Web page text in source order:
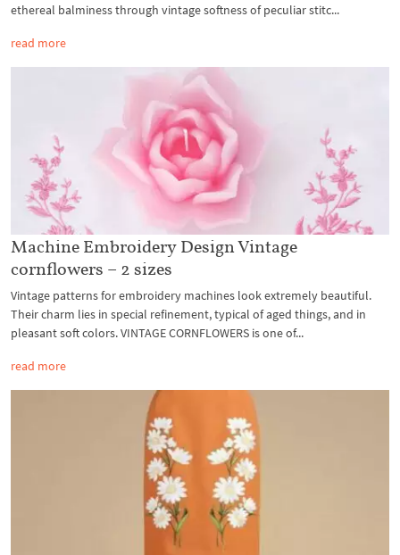
ethereal balminess through vintage softness of peculiar stitc...
read more
Machine Embroidery Design Vintage
cornflowers – 2 sizes
Vintage patterns for embroidery machines look extremely beautiful.
Their charm lies in special refinement, typical of aged things, and in
pleasant soft colors. VINTAGE CORNFLOWERS is one of...
read more